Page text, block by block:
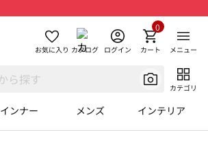
お気に入り カタログ ログイン カート
0
メニュー
カテゴリ
インナー メンズ インテリア